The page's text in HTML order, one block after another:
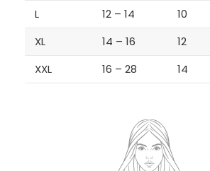
L
12 – 14 10
XL
14 – 16 12
XXL
16 – 28 14